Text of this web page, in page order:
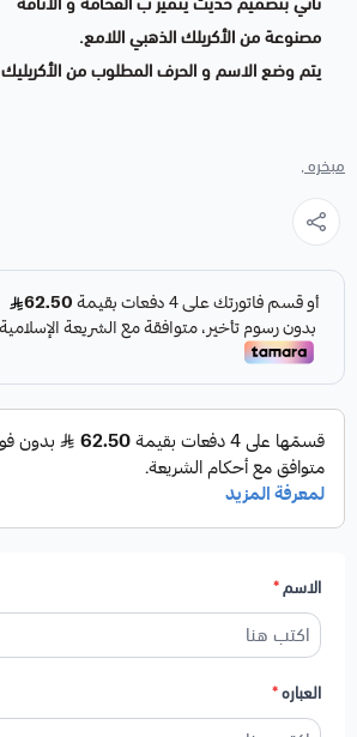
مصنوعة من الأكريلك الذهبي اللامع.
يتم وضع الاسم و الحرف المطلوب من الأكريليك
مبخره ,
الاسم*
العباره*